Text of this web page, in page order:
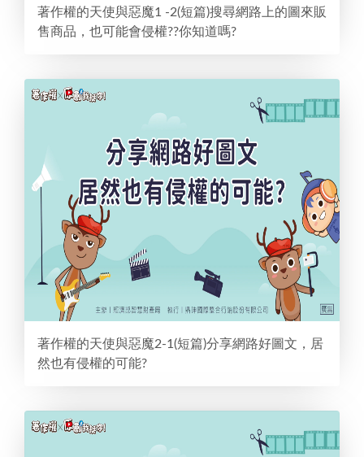
著作權的天使與惡魔1 -2(短篇)搜尋網路上的圖來販
售商品，也可能會侵權??你知道嗎?
著作權的天使與惡魔2-1(短篇)分享網路好圖文，居
然也有侵權的可能?